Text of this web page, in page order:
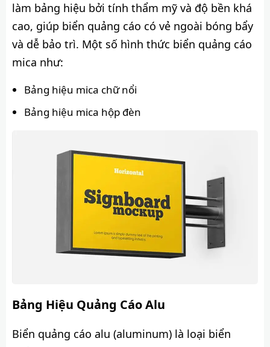
làm bảng hiệu bởi tính thẩm mỹ và độ bền khá
cao, giúp biển quảng cáo có vẻ ngoài bóng bẩy
và dễ bảo trì. Một số hình thức biển quảng cáo
mica như:
Bảng hiệu mica chữ nổi
Bảng hiệu mica hộp đèn
Bảng Hiệu Quảng Cáo Alu
Biển quảng cáo alu (aluminum) là loại biển